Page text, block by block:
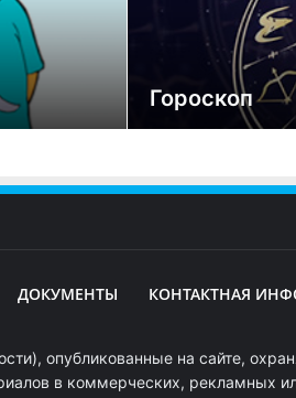
Гороскоп
ДОКУМЕНТЫ КОНТАКТНАЯ
опубликованные на сайте,
в коммерческих, рекламных